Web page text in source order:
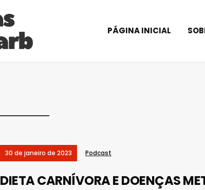
PÁGINA INICIAL
30 de janeiro de 2023 Podcast
DIETA CARNÍVORA E DOENÇAS